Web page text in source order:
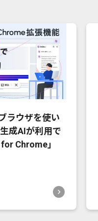
ラウザを使い
成AIが利用で
Chrome」